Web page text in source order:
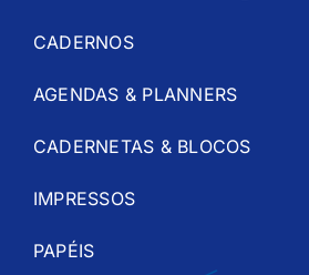
CADERNOS
AGENDAS & PLANNERS
CADERNETAS & BLOCOS
IMPRESSOS
PAPÉIS